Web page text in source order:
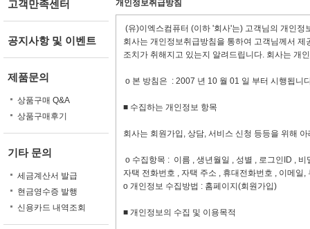
고객만족센터
공지사항 및 이벤트
제품문의
상품구매 Q&A
상품구매후기
기타 문의
세금계산서 발급
현금영수증 발행
신용카드 내역조회
개인정보취급방침
(유)이엑스컴퓨터 (이하 '회사'는) 고객님의 개인
회사는 개인정보취급방침을 통하여 고객님께서
조치가 취해지고 있는지 알려드립니다. 회사는 개
ο 본 방침은 : 2007 년 10 월 01 일 부터 시행됩니
■ 수집하는 개인정보 항목
회사는 회원가입, 상담, 서비스 신청 등등을 위해
ο 수집항목 : 이름 , 생년월일 , 성별 , 로그인ID , 비
자택 전화번호 , 자택 주소 , 휴대전화번호 , 이메일,
ο 개인정보 수집방법 : 홈페이지(회원가입)
■ 개인정보의 수집 및 이용목적